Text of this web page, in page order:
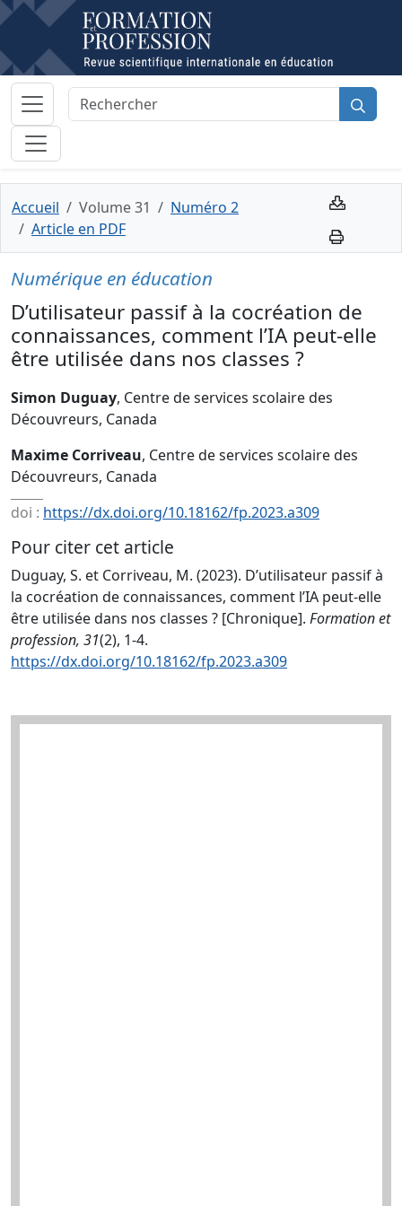
Accueil Volume 31
Numéro 2
Article en PDF
Numérique en éducation
D’utilisateur passif à la cocréation de
connaissances, comment l’IA peut-elle
être utilisée dans nos classes ?
Simon Duguay, Centre de services scolaire des
Découvreurs, Canada
Maxime Corriveau, Centre de services scolaire des
Découvreurs, Canada
doi : https://dx.doi.org/10.18162/fp.2023.a309
Pour citer cet article
Duguay, S. et Corriveau, M. (2023). D’utilisateur passif à
la cocréation de connaissances, comment l’IA peut-elle
être utilisée dans nos classes ? [Chronique]. Formation et
profession, 31(2), 1-4.
https://dx.doi.org/10.18162/fp.2023.a309